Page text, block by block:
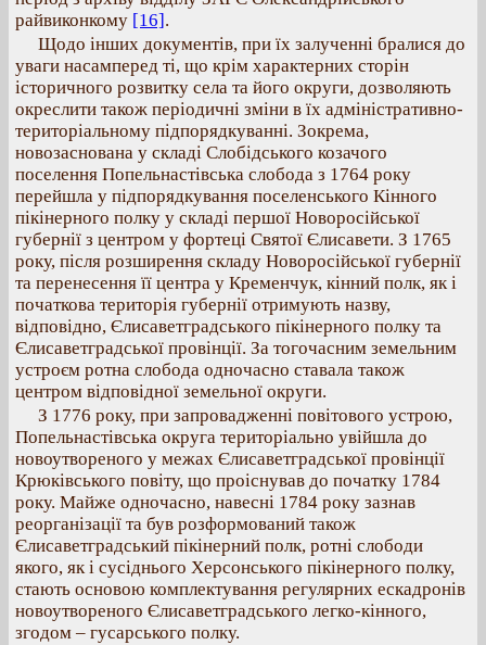
райвиконкому [16].
Щодо інших документів, при їх залученні бралися до
уваги насамперед ті, що крім характерних сторін
історичного розвитку села та його округи, дозволяють
окреслити також періодичні зміни в їх адміністративно-
територіальному підпорядкуванні. Зокрема,
новозаснована у складі Слобідського козачого
поселення Попельнастівська слобода з 1764 року
перейшла у підпорядкування поселенського Кінного
пікінерного полку у складі першої Новоросійської
губернії з центром у фортеці Святої Єлисавети. З 1765
року, після розширення складу Новоросійської губернії
та перенесення її центра у Кременчук, кінний полк, як і
початкова територія губернії отримують назву,
відповідно, Єлисаветградського пікінерного полку та
Єлисаветградської провінції. За тогочасним земельним
устроєм ротна слобода одночасно ставала також
центром відповідної земельної округи.
З 1776 року, при запровадженні повітового устрою,
Попельнастівська округа територіально увійшла до
новоутвореного у межах Єлисаветградської провінції
Крюківського повіту, що проіснував до початку 1784
року. Майже одночасно, навесні 1784 року зазнав
реорганізації та був розформований також
Єлисаветградський пікінерний полк, ротні слободи
якого, як і сусіднього Херсонського пікінерного полку,
стають основою комплектування регулярних ескадронів
новоутвореного Єлисаветградського легко-кінного,
згодом – гусарського полку.